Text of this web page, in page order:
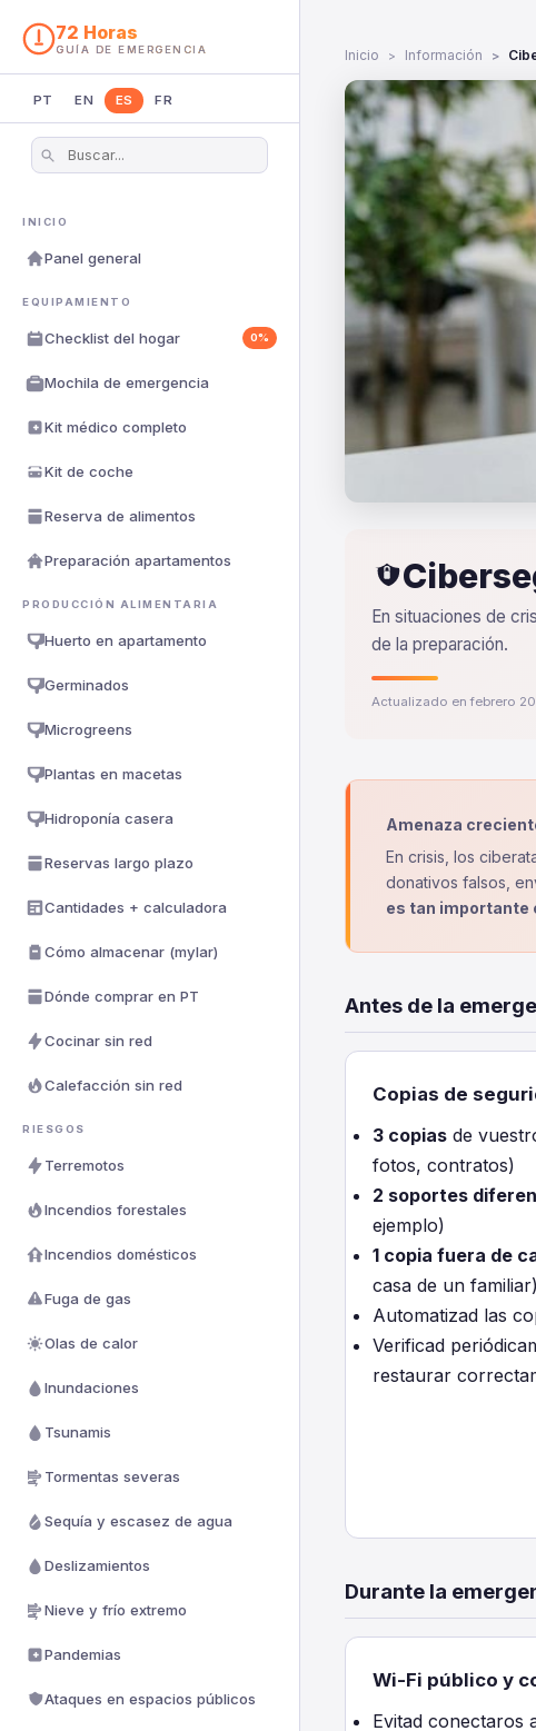
72 Horas
GUÍA DE EMERGENCIA
PT EN ES FR
INICIO
Panel general
EQUIPAMIENTO
Checklist del hogar 0%
Mochila de emergencia
Kit médico completo
Kit de coche
Reserva de alimentos
Preparación apartamentos
PRODUCCIÓN ALIMENTARIA
Huerto en apartamento
Germinados
Microgreens
Plantas en macetas
Hidroponía casera
Reservas largo plazo
Cantidades + calculadora
Cómo almacenar (mylar)
Dónde comprar en PT
Cocinar sin red
Calefacción sin red
RIESGOS
Terremotos
Incendios forestales
Incendios domésticos
Fuga de gas
Olas de calor
Inundaciones
Tsunamis
Tormentas severas
Sequía y escasez de agua
Deslizamientos
Nieve y frío extremo
Pandemias
Ataques en espacios públicos
Inicio Información
En situaciones de
de la preparación.
Actualizado en febrero
Amenaza
En crisis, los
donativos falsos,
es tan importante
Antes de la
Copias de
3 copias de
fotos, contratos)
2 soportes
ejemplo)
1 copia fuera de
casa de un familiar)
Automatizad las
Verificad
restaurar
Durante la
Wi-Fi público y
Evitad conectaros